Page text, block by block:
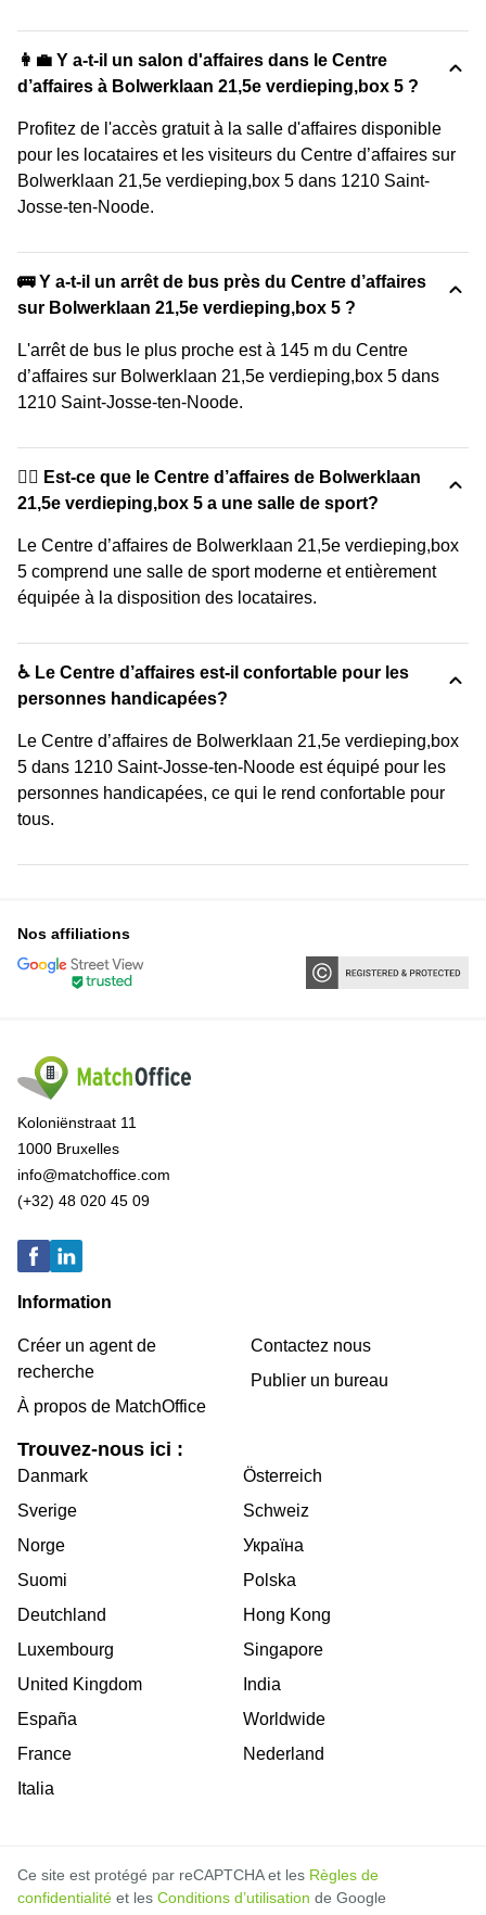
👩‍💼 Y a-t-il un salon d'affaires dans le Centre
d’affaires à Bolwerklaan 21,5e verdieping,box 5 ?
Profitez de l'accès gratuit à la salle d'affaires disponible
pour les locataires et les visiteurs du Centre d’affaires sur
Bolwerklaan 21,5e verdieping,box 5 dans 1210 Saint-
Josse-ten-Noode.
🚌 Y a-t-il un arrêt de bus près du Centre d’affaires
sur Bolwerklaan 21,5e verdieping,box 5 ?
L'arrêt de bus le plus proche est à 145 m du Centre
d’affaires sur Bolwerklaan 21,5e verdieping,box 5 dans
1210 Saint-Josse-ten-Noode.
🏋️‍♂️ Est-ce que le Centre d’affaires de Bolwerklaan
21,5e verdieping,box 5 a une salle de sport?
Le Centre d’affaires de Bolwerklaan 21,5e verdieping,box
5 comprend une salle de sport moderne et entièrement
équipée à la disposition des locataires.
♿ Le Centre d’affaires est-il confortable pour les
personnes handicapées?
Le Centre d’affaires de Bolwerklaan 21,5e verdieping,box
5 dans 1210 Saint-Josse-ten-Noode est équipé pour les
personnes handicapées, ce qui le rend confortable pour
tous.
Nos affiliations
Koloniënstraat 11
1000 Bruxelles
info@matchoffice.com
(+32) 48 020 45 09
Information
Créer un agent de
recherche
À propos de MatchOffice
Contactez nous
Publier un bureau
Trouvez-nous ici :
Danmark
Sverige
Norge
Suomi
Deutchland
Luxembourg
United Kingdom
España
France
Italia
Österreich
Schweiz
Україна
Polska
Hong Kong
Singapore
India
Worldwide
Nederland
Ce site est protégé par reCAPTCHA et les Règles de
confidentialité et les Conditions d’utilisation de Google